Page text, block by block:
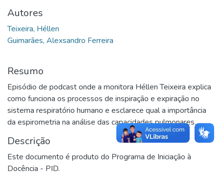
Autores
Teixeira, Héllen
Guimarães, Alexsandro Ferreira
Resumo
Episódio de podcast onde a monitora Héllen Teixeira explica
como funciona os processos de inspiração e expiração no
sistema respiratório humano e esclarece qual a importância
da espirometria na análise das capacidades pulmonares.
Descrição
Este documento é produto do Programa de Iniciação à
Docência - PID.